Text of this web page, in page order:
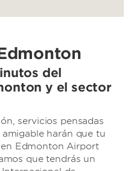
del
y el sector
servicios pensadas
harán que tu
Edmonton Airport
que tendrás un